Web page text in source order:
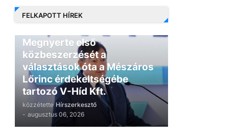
FELKAPOTT HÍREK
Megnyerte első
közbeszerzését a
választások óta a Mészáros
Lőrinc érdekeltségébe
tartozó V-Híd Kft.
közzétette Hírszerkesztő
- augusztus 06, 2026